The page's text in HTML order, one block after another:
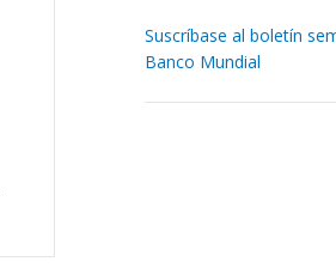
Suscríbase al boletín
Banco Mundial